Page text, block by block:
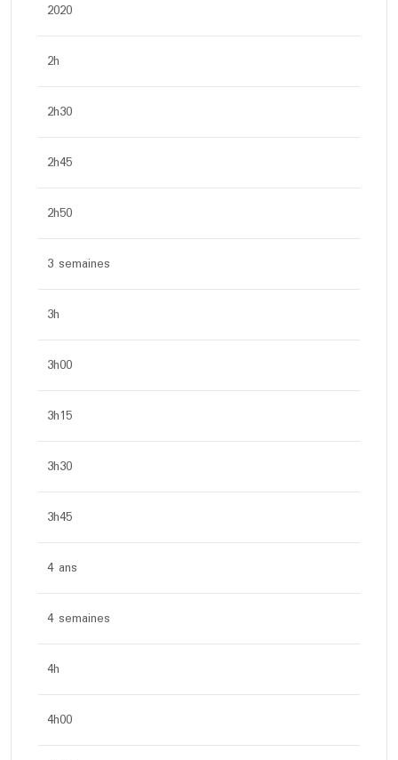
2020
2h
2h30
2h45
2h50
3 semaines
3h
3h00
3h15
3h30
3h45
4 ans
4 semaines
4h
4h00